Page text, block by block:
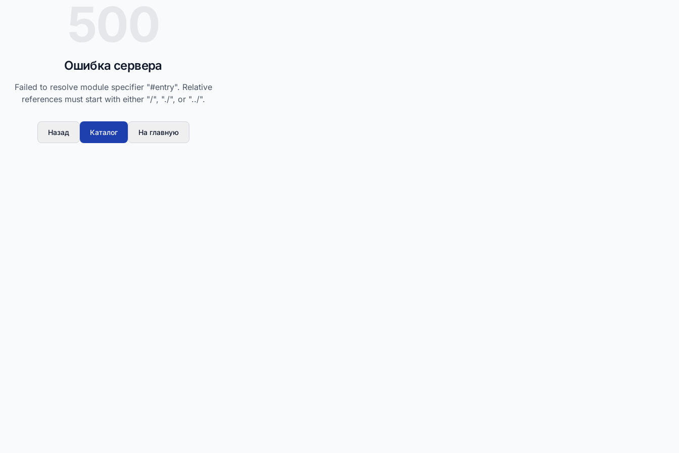
Ошибка сервера
Failed to resolve module specifier "#entry". Relative
references must start with either "/", "./", or "../".
Назад Каталог На главную